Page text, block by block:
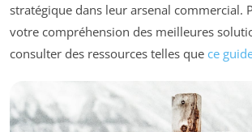
stratégique dans leur arsenal commercial.
votre compréhension des meilleures
consulter des ressources telles que ce